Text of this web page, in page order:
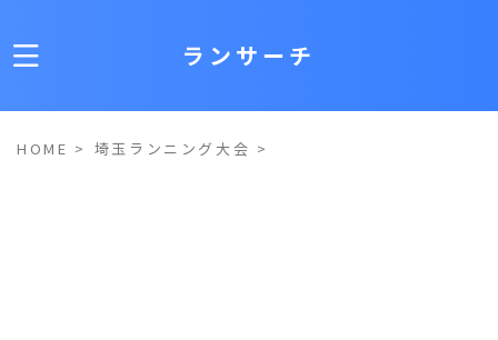
ランサーチ
HOME > 埼玉ランニング大会 >